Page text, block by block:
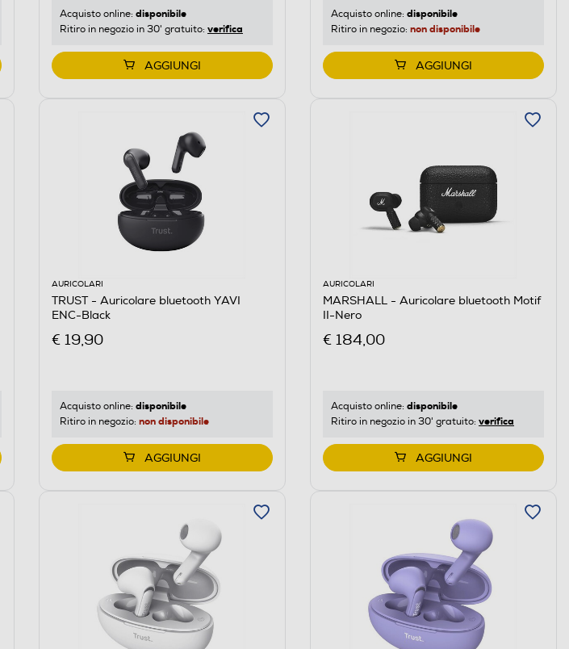
Acquisto online: disponibile
Ritiro in negozio in 30' gratuito: verifica
AGGIUNGI
Acquisto online: disponibile
Ritiro in negozio: non disponibile
AGGIUNGI
AURICOLARI
TRUST - Auricolare bluetooth YAVI
ENC-Black
€ 19,90
Acquisto online: disponibile
Ritiro in negozio: non disponibile
AGGIUNGI
AURICOLARI
MARSHALL - Auricolare bluetooth Motif
II-Nero
€ 184,00
Acquisto online: disponibile
Ritiro in negozio in 30' gratuito: verifica
AGGIUNGI